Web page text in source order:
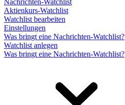
Nachrichten-Watchlist
Aktienkurs-Watchlist
Watchlist bearbeiten
Einstellungen
Was bringt eine Nachrichten-Watchlist?
Watchlist anlegen
Was bringt eine Nachrichten-Watchlist?